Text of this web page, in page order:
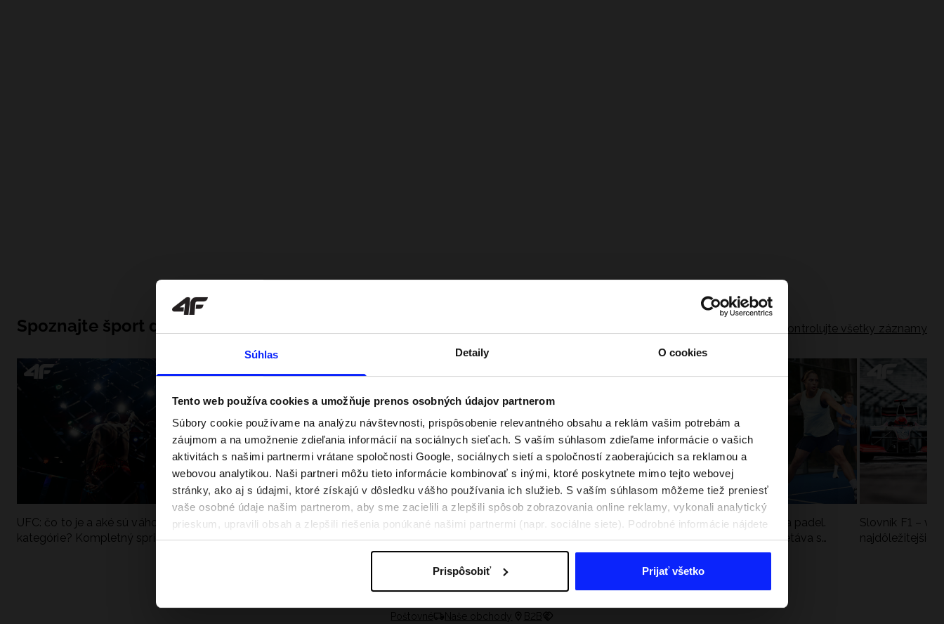
Súhlas Detaily O cookies
Tento web používa cookies a umožňuje prenos osobných údajov partnerom
Súbory cookie používame na analýzu návštevnosti, prispôsobenie relevantného obsahu a reklám vašim potrebám a
záujmom a na umožnenie zdieľania informácií na sociálnych sieťach. S vaším súhlasom zdieľame informácie o vašich
aktivitách s našimi partnermi vrátane spoločnosti Google, sociálnych sietí a spoločností zaoberajúcich sa reklamou a
webovou analytikou. Naši partneri môžu tieto informácie kombinovať s inými, ktoré poskytnete mimo tejto webovej
stránky, ako aj s údajmi, ktoré získajú v dôsledku vášho používania ich služieb. S vaším súhlasom môžeme tiež preniesť
vaše osobné údaje našim partnerom, aby sme zacielili a zlepšili spôsob zobrazovania online reklamy, vykonali analytický
prieskum, upravili obsah a zlepšili riešenia ponúkané našimi partnermi (napr. sociálne siete). Podrobné informácie nájdete
v našich Zásadách ochrany osobných údajov a v časti „Podrobnosti“.
Prispôsobiť Prijať všetko
Spoznajte šport do hĺbky Skontrolujte všetky záznamy
UFC: čo to je a aké sú váhové
kategórie? Kompletný sprievodca
Ako sa dobre pripraviť na aktívny deň
pri vode? Poradíme, čo si zbaliť
Festivalové outfity. Ako sa obliecť na
hudobné festivaly?
Nová kolekcia 4F na tenis a padel.
Športová funkčnosť sa stretáva s
moderným štýlom
Slovník F1 –
najdôležitejšie
Poštovné Naše obchody B2B